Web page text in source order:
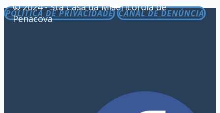
POLÍTICA DE PRIVACIDADE CANAL DE DENÚNCIA
© 2024 - Sta Casa da Misericórdia de
Penacova